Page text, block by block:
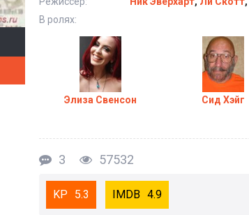
В ролях:
Элиза Свенсон Сид Хэйг
3 57532
5.3 4.9